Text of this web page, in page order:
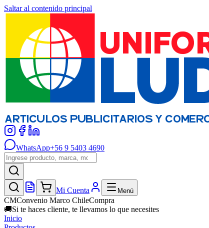
Saltar al contenido principal
WhatsApp+56 9 5403 4690
Mi Cuenta Menú
CMConvenio Marco ChileCompra
🚚Si te haces cliente, te llevamos lo que necesites
Inicio